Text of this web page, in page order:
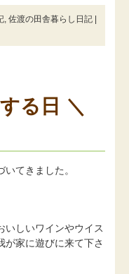
, 佐渡の田舎暮らし日記|
る日 ＼
てきました。
いしいワインやウイス
が家に遊びに来て下さ